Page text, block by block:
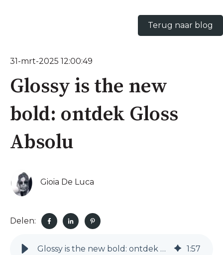
Terug naar blog
31-mrt-2025 12:00:49
Glossy is the new
bold: ontdek Gloss
Absolu
Gioia De Luca
Delen:
Glossy is the new bold: ontdek Gloss Absolu 1:57